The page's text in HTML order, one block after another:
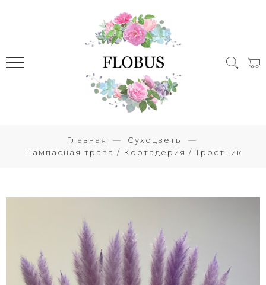
Главная
Сухоцветы
Пампасная трава / Кортадерия / Тростник